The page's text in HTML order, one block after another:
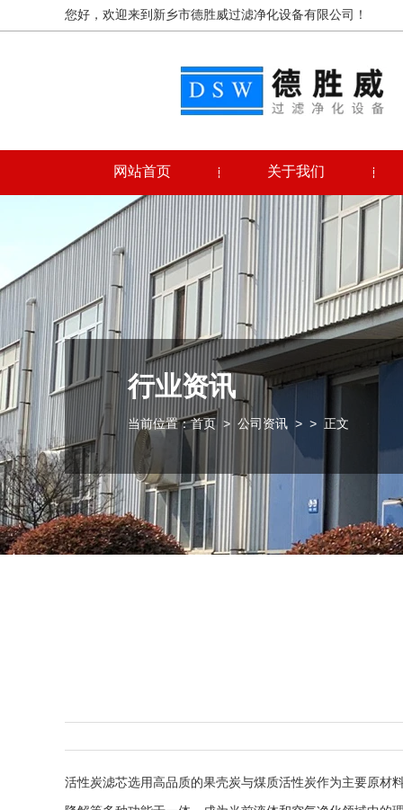
您好，欢迎来到新乡市德胜威过滤净化设备有限公司！
网站首页 关于我们
行业资讯
当前位置：首页> 公司资讯 > > 正文
活性炭滤芯选用高品质的果壳炭与煤质活性炭作为主要原材